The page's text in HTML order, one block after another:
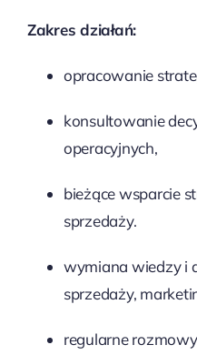
Zakres działań:
opracowanie
konsultowanie
operacyjnych,
bieżące wsparcie
sprzedaży.
wymiana wiedzy i
sprzedaży,
regularne